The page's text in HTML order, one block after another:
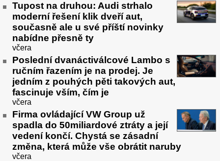
Tupost na druhou: Audi strhalo
moderní řešení klik dveří aut,
současně ale u své příští novinky
nabídne přesně ty
včera
Poslední dvanáctiválcové Lambo s
ručním řazením je na prodej. Je
jedním z pouhých pěti takových aut,
fascinuje vším, čím je
včera
Firma ovládající VW Group už
spadla do 50miliardové ztráty a její
vedení končí. Chystá se zásadní
změna, která může vše obrátit naruby
včera